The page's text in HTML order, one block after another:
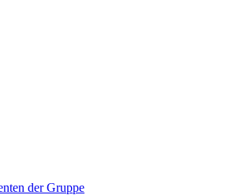
der Gruppe